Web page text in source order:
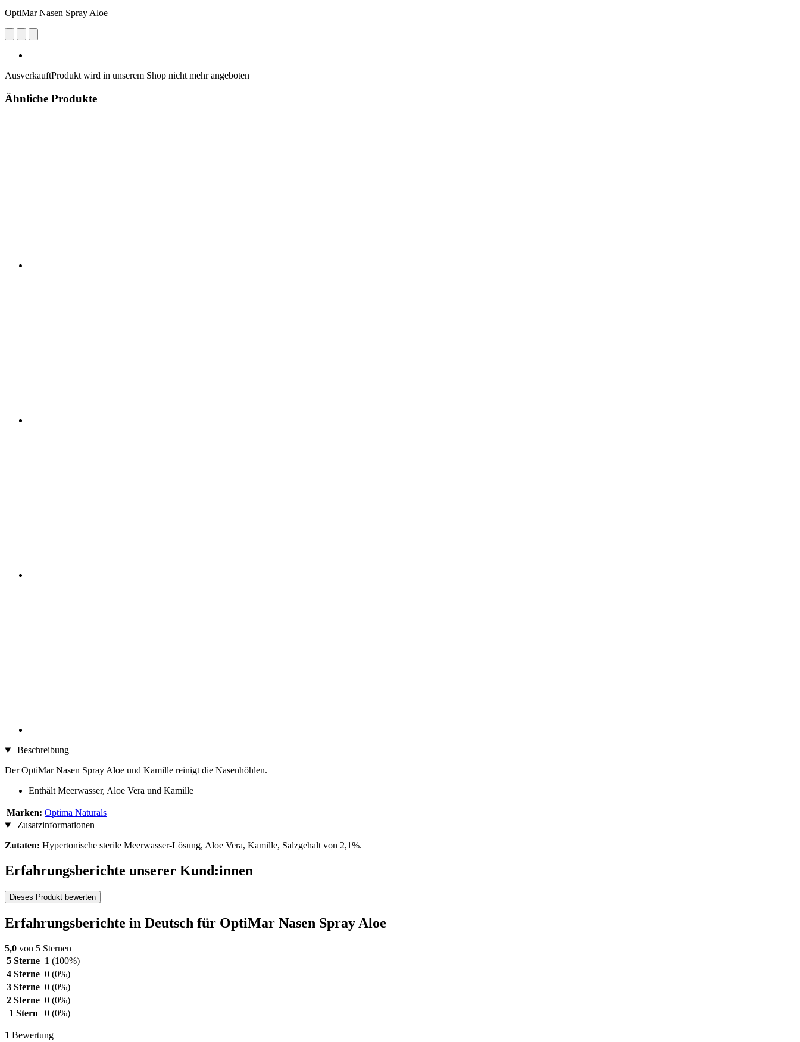
OptiMar Nasen Spray Aloe
AusverkauftProdukt wird in unserem Shop nicht mehr angeboten
Ähnliche Produkte
Beschreibung
Der OptiMar Nasen Spray Aloe und Kamille reinigt die Nasenhöhlen.
Enthält Meerwasser, Aloe Vera und Kamille
Marken: Optima Naturals
Zusatzinformationen
Zutaten: Hypertonische sterile Meerwasser-Lösung, Aloe Vera, Kamille, Salzgehalt von 2,1%.
Erfahrungsberichte unserer Kund:innen
Dieses Produkt bewerten
Erfahrungsberichte in Deutsch für OptiMar Nasen Spray Aloe
5,0 von 5 Sternen
5 Sterne 1 (100%)
4 Sterne 0 (0%)
3 Sterne 0 (0%)
2 Sterne 0 (0%)
1 Stern
0 (0%)
1 Bewertung